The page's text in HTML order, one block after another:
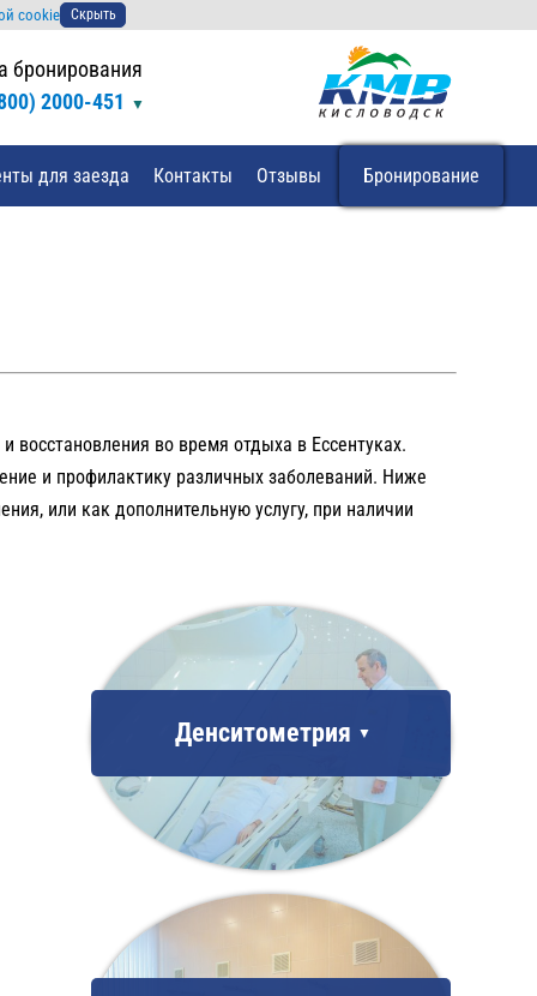
cookie Скрыть
бронирования
2000-451
для заезда Контакты Отзывы Бронирование
во время отдыха в Ессентуках.
и профилактику различных заболеваний. Ниже
или как дополнительную услугу, при наличии
Денситометрия